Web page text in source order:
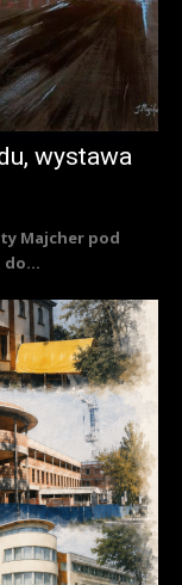
wystawa
Majcher pod
do...